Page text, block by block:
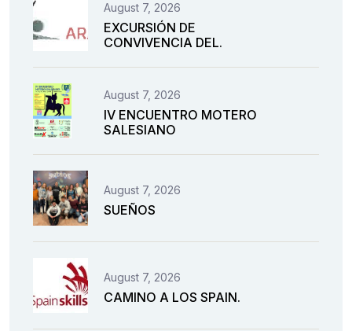
August 7, 2026
EXCURSIÓN DE
CONVIVENCIA DEL.
August 7, 2026
IV ENCUENTRO MOTERO
SALESIANO
August 7, 2026
SUEÑOS
August 7, 2026
CAMINO A LOS SPAIN.